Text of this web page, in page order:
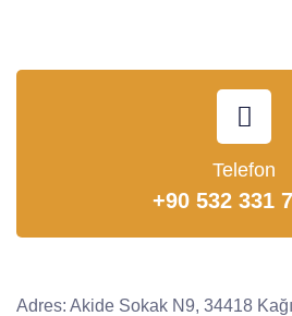
Telefon
+90 532 331
Adres: Akide Sokak N9, 34418